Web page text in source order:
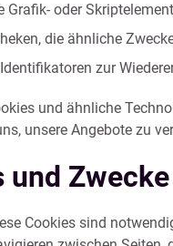
Grafik- oder
die ähnliche
zur
und ähnliche
unsere Angebote zu
und Zwecke
Cookies sind